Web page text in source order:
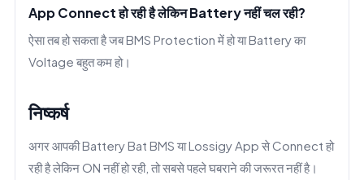
App Connect हो रही है लेकिन Battery नहीं चल रही?
ऐसा तब हो सकता है जब BMS Protection में हो या Battery का
Voltage बहुत कम हो।
निष्कर्ष
अगर आपकी Battery Bat BMS या Lossigy App से Connect हो
रही है लेकिन ON नहीं हो रही, तो सबसे पहले घबराने की जरूरत नहीं है।